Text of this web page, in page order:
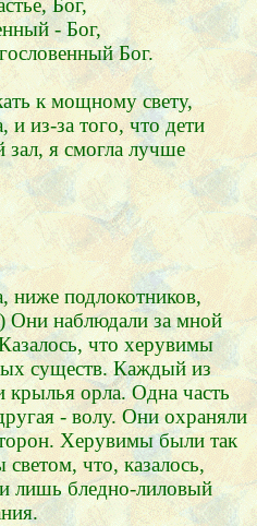
Бог,
- Бог,
Бог.
к мощному свету,
и из-за того, что дети
зал, я смогла лучше
ниже подлокотников,
Они наблюдали за мной
что херувимы
существ. Каждый из
крылья орла. Одна часть
- волу. Они охраняли
Херувимы были так
что, казалось,
лишь бледно-лиловый